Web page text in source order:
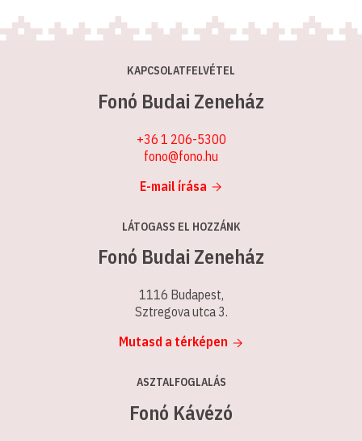
KAPCSOLATFELVÉTEL
Fonó Budai Zeneház
+36 1 206-5300
fono@fono.hu
E-mail írása
LÁTOGASS EL HOZZÁNK
Fonó Budai Zeneház
1116 Budapest,
Sztregova utca 3.
Mutasd a térképen
ASZTALFOGLALÁS
Fonó Kávézó